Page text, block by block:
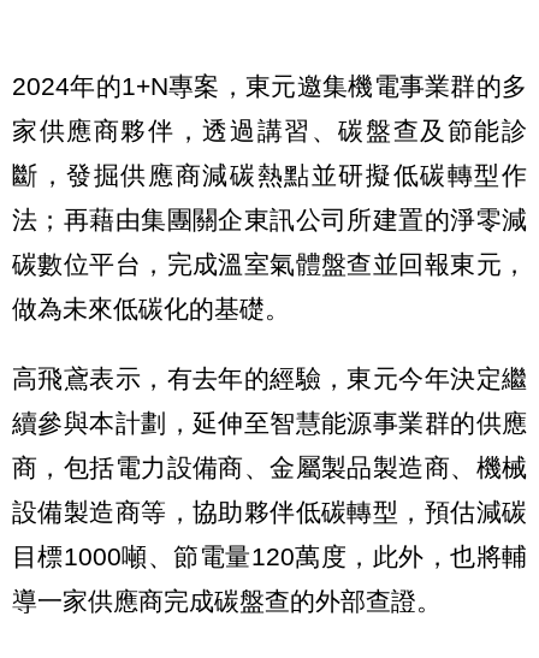
2024年的1+N專案，東元邀集機電事業群的多
家供應商夥伴，透過講習、碳盤查及節能診
斷，發掘供應商減碳熱點並研擬低碳轉型作
法；再藉由集團關企東訊公司所建置的淨零減
碳數位平台，完成溫室氣體盤查並回報東元，
做為未來低碳化的基礎。
高飛鳶表示，有去年的經驗，東元今年決定繼
續參與本計劃，延伸至智慧能源事業群的供應
商，包括電力設備商、金屬製品製造商、機械
設備製造商等，協助夥伴低碳轉型，預估減碳
目標1000噸、節電量120萬度，此外，也將輔
導一家供應商完成碳盤查的外部查證。